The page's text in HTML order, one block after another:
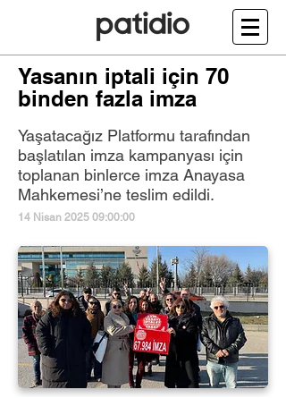
Yasanın iptali için 70
binden fazla imza
Yaşatacağız Platformu tarafından
başlatılan imza kampanyası için
toplanan binlerce imza Anayasa
Mahkemesi’ne teslim edildi.
14 Nisan 2025 09:00:00